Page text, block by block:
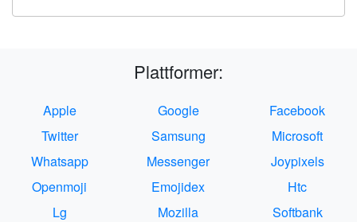
Plattformer:
Apple Google
Facebook
Twitter
Samsung
Microsoft
Whatsapp
Messenger
Joypixels
Openmoji
Emojidex
Htc
Lg
Mozilla
Softbank